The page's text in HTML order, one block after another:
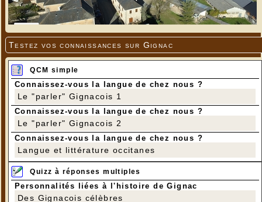
Testez vos connaissances sur Gignac
QCM simple
Connaissez-vous la langue de chez nous ?
Le "parler" Gignacois 1
Connaissez-vous la langue de chez nous ?
Le "parler" Gignacois 2
Connaissez-vous la langue de chez nous ?
Langue et littérature occitanes
Quizz à réponses multiples
Personnalités liées à l'histoire de Gignac
Des Gignacois célèbres